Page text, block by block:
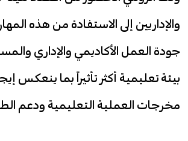
والإداريين إلى الاستفادة من هذه
جودة العمل الأكاديمي والإداري
بيئة تعليمية أكثر تأثيراً بما ينعكس
مخرجات العملية التعليمية ودعم